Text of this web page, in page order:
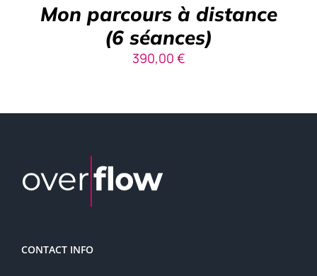
Mon parcours à distance
(6 séances)
390,00 €
CONTACT INFO